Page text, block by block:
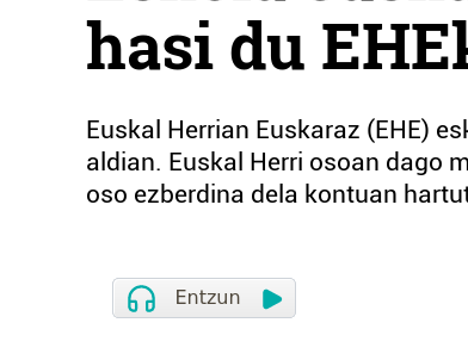
hasi du
Euskal Herrian Euskaraz (EHE)
aldian. Euskal Herri osoan dago
oso ezberdina dela kontuan